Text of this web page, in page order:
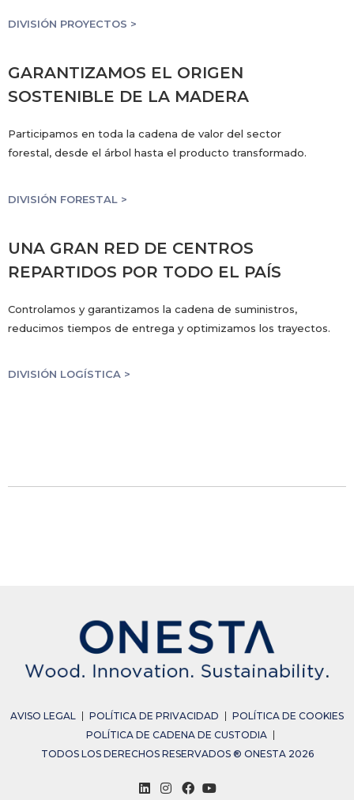
DIVISIÓN PROYECTOS >
GARANTIZAMOS EL ORIGEN
SOSTENIBLE DE LA MADERA
Participamos en toda la cadena de valor del sector
forestal, desde el árbol hasta el producto transformado.
DIVISIÓN FORESTAL >
UNA GRAN RED DE CENTROS
REPARTIDOS POR TODO EL PAÍS
Controlamos y garantizamos la cadena de suministros,
reducimos tiempos de entrega y optimizamos los trayectos.
DIVISIÓN LOGÍSTICA >
AVISO LEGAL POLÍTICA DE PRIVACIDAD
POLÍTICA DE COOKIES
POLÍTICA DE CADENA DE CUSTODIA
TODOS LOS DERECHOS RESERVADOS ® ONESTA 2026
L
I
F
Y